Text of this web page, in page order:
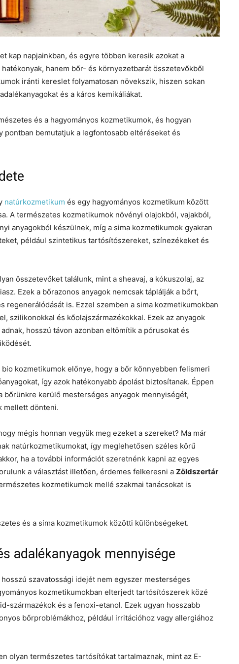
kap napjainkban, és egyre többen keresik azokat a
hanem bőr- és környezetbarát összetevőkből
iránti kereslet folyamatosan növekszik, hiszen sokan
és a káros kemikáliákat.
és a hagyományos kozmetikumok, és hogyan
pontban bemutatjuk a legfontosabb eltéréseket és
natúrkozmetikum és egy hagyományos kozmetikum között
A természetes kozmetikumok növényi olajokból, vajakból,
anyagokból készülnek, míg a sima kozmetikumok gyakran
például szintetikus tartósítószereket, színezékeket és
összetevőket találunk, mint a sheavaj, a kókuszolaj, az
Ezek a bőrazonos anyagok nemcsak táplálják a bőrt,
regenerálódását is. Ezzel szemben a sima kozmetikumokban
szilikonokkal és kőolajszármazékokkal. Ezek az anyagok
hosszú távon azonban eltömítik a pórusokat és
kozmetikumok előnye, hogy a bőr könnyebben felismeri
így azok hatékonyabb ápolást biztosítanak. Éppen
bőrünkre kerülő mesterséges anyagok mennyiségét,
mellett dönteni.
mégis honnan vegyük meg ezeket a szereket? Ma már
natúrkozmetikumokat, így meglehetősen széles körű
ha a további információt szeretnénk kapni az egyes
a választást illetően, érdemes felkeresni a Zöldszertár
kozmetikumok mellé szakmai tanácsokat is
és a sima kozmetikumok közötti különbségeket.
adalékanyagok mennyisége
szavatossági idejét nem egyszer mesterséges
kozmetikumokban elterjedt tartósítószerek közé
származékok és a fenoxi-etanol. Ezek ugyan hosszabb
bőrproblémákhoz, például irritációhoz vagy allergiához
olyan természetes tartósítókat tartalmaznak, mint az E-